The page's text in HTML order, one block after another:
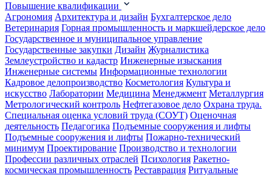
Повышение квалификации
Агрономия Архитектура и дизайн Бухгалтерское дело
Ветеринария Горная промышленность и маркшейдерское дело
Государственное и муниципальное управление
Государственные закупки Дизайн Журналистика
Землеустройство и кадастр Инженерные изыскания
Инженерные системы Информационные технологии
Кадровое делопроизводство Косметология Культура и
искусство Лаборатории Медицина Менеджмент Металлургия
Метрологический контроль Нефтегазовое дело Охрана труда.
Специальная оценка условий труда (СОУТ) Оценочная
деятельность Педагогика Подъемные сооружения и лифты
Подъемные сооружения и лифты Пожарно-технический
минимум Проектирование Производство и технологии
Профессии различных отраслей Психология Ракетно-
космическая промышленность Реставрация Ритуальные